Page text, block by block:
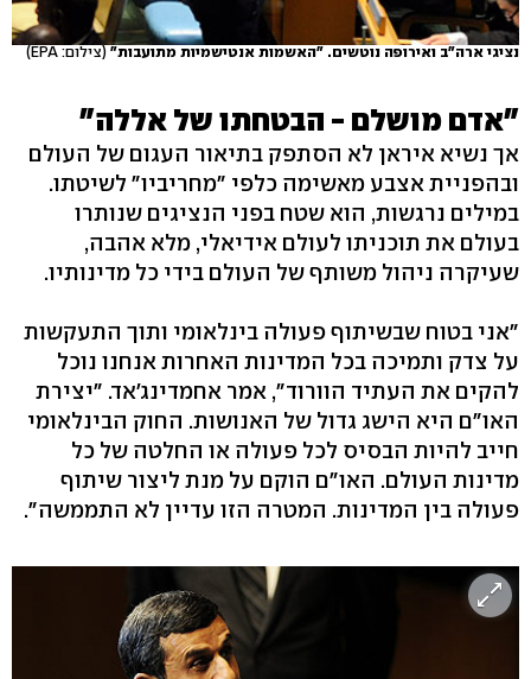
נציגי ארה"ב ואירופה נוטשים. "האשמות אנטישמיות מתועבות" (צילום: EPA)
"אדם מושלם - הבטחתו של אללה"
אך נשיא איראן לא הסתפק בתיאור העגום של העולם
ובהפניית אצבע מאשימה כלפי "מחריביו" לשיטתו.
במילים נרגשות, הוא שטח בפני הנציגים שנותרו
בעולם את תוכניתו לעולם אידיאלי, מלא אהבה,
שעיקרה ניהול משותף של העולם בידי כל מדינותיו.
"אני בטוח שבשיתוף פעולה בינלאומי ותוך התעקשות
על צדק ותמיכה בכל המדינות האחרות אנחנו נוכל
להקים את העתיד הוורוד", אמר אחמדינג'אד. "יצירת
האו"ם היא הישג גדול של האנושות. החוק הבינלאומי
חייב להיות הבסיס לכל פעולה או החלטה של כל
מדינות העולם. האו"ם הוקם על מנת ליצור שיתוף
פעולה בין המדינות. המטרה הזו עדיין לא התממשה".